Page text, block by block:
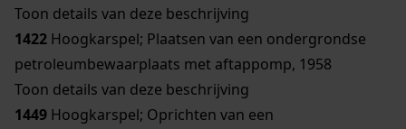
Toon details van deze beschrijving
1422 Hoogkarspel; Plaatsen van een ondergrondse
petroleumbewaarplaats met aftappomp, 1958
Toon details van deze beschrijving
1449 Hoogkarspel; Oprichten van een